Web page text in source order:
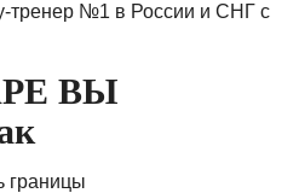
тренер №1 в России и СНГ с
ВЫ
границы